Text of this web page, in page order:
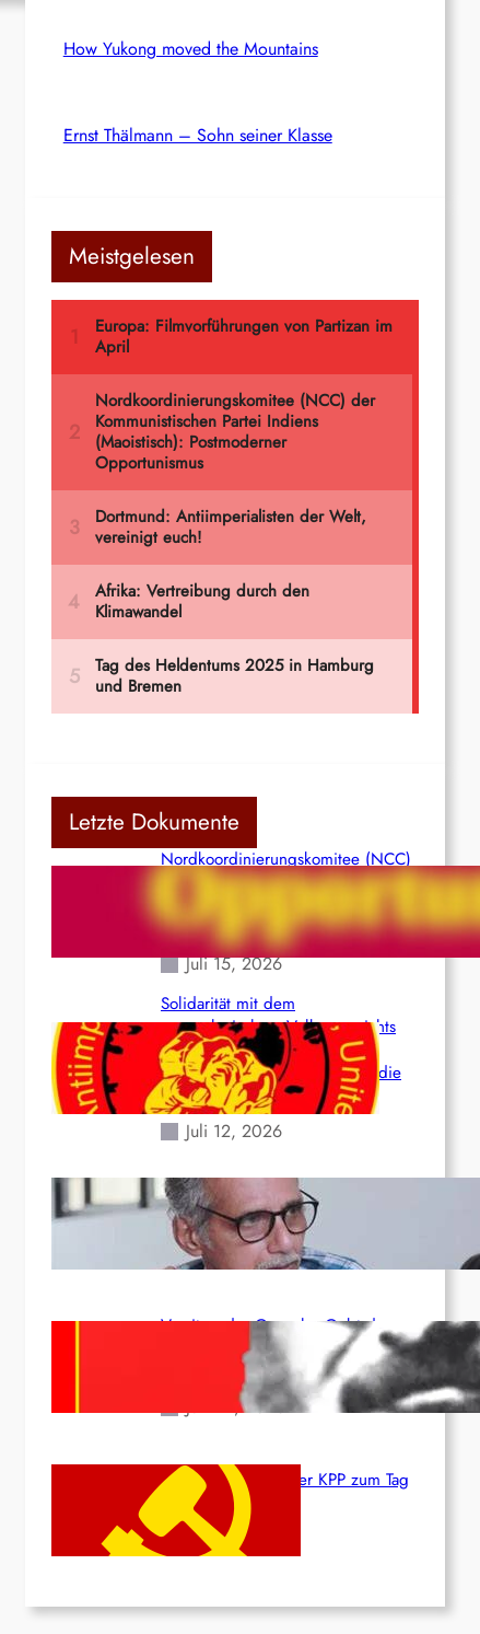
How Yukong moved the Mountains
Ernst Thälmann – Sohn seiner Klasse
Meistgelesen
Letzte Dokumente
Nordkoordinierungskomitee (NCC)
der Kommunistischen Partei Indiens
(Maoistisch): Postmoderner
Opportunismus
Juli 15, 2026
Solidarität mit dem
venezolanischem Volk angesichts
der verlorenen Leben und der
katastrophalen Situation durch die
Erdbeben des 24. Juni!
Juli 12, 2026
Indien: „Die Politik der
Kapitulation“ von K. Murali (Ajith)
Juli 1, 2026
Vorsitzender Gonzalo: Gebt das
Leben für die Partei und die
Juni 19, 2026
Beschluss des ZK der KPP zum Tag
des Heldentums
Juni 19, 2026